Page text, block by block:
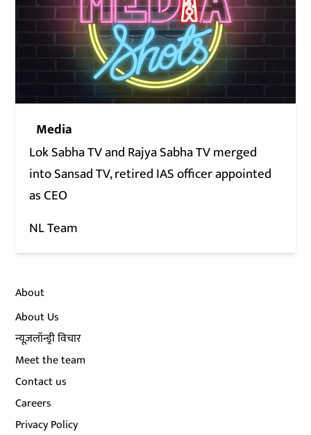
Media
Lok Sabha TV and Rajya Sabha TV merged
into Sansad TV, retired IAS officer appointed
as CEO
NL Team
About
About Us
न्यूज़लॉन्ड्री विचार
Meet the team
Contact us
Careers
Privacy Policy